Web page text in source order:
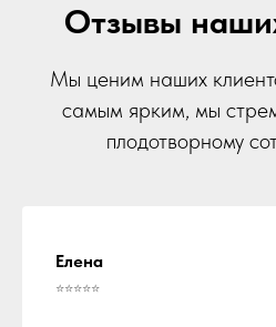
Отзывы
Мы ценим наших
самым ярким, мы
плодотворному
Елена
⭐⭐⭐⭐⭐